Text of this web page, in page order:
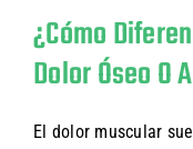
¿Cómo
Dolor Óseo O
El dolor muscular